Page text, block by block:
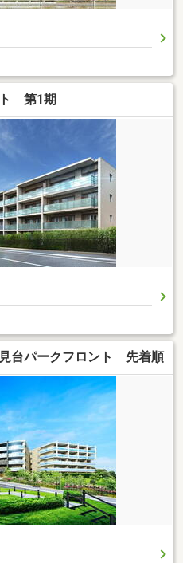
ト 第1期
台パークフロント 先着順